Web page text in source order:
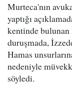
Murteca'nın
yaptığı
kentinde
duruşmada,
Hamas
nedeniyle
söyledi.